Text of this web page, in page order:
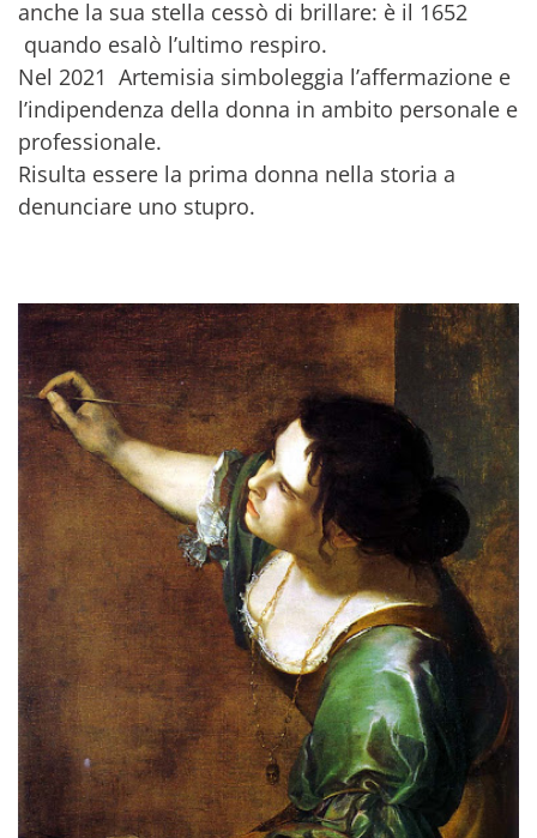
anche la sua stella cessò di brillare: è il 1652
quando esalò l’ultimo respiro.
Nel 2021 Artemisia simboleggia l’affermazione e
l’indipendenza della donna in ambito personale e
professionale.
Risulta essere la prima donna nella storia a
denunciare uno stupro.